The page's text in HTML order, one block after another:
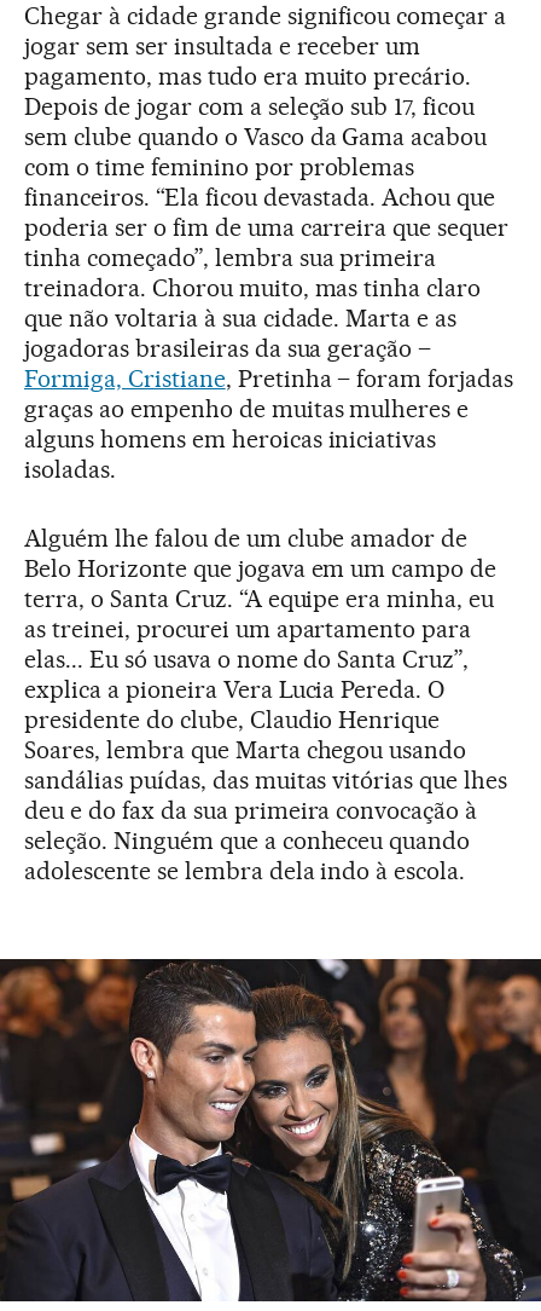
Chegar à cidade grande significou começar a
jogar sem ser insultada e receber um
pagamento, mas tudo era muito precário.
Depois de jogar com a seleção sub 17, ficou
sem clube quando o Vasco da Gama acabou
com o time feminino por problemas
financeiros. “Ela ficou devastada. Achou que
poderia ser o fim de uma carreira que sequer
tinha começado”, lembra sua primeira
treinadora. Chorou muito, mas tinha claro
que não voltaria à sua cidade. Marta e as
jogadoras brasileiras da sua geração –
Formiga, Cristiane, Pretinha – foram forjadas
graças ao empenho de muitas mulheres e
alguns homens em heroicas iniciativas
isoladas.
Alguém lhe falou de um clube amador de
Belo Horizonte que jogava em um campo de
terra, o Santa Cruz. “A equipe era minha, eu
as treinei, procurei um apartamento para
elas... Eu só usava o nome do Santa Cruz”,
explica a pioneira Vera Lucia Pereda. O
presidente do clube, Claudio Henrique
Soares, lembra que Marta chegou usando
sandálias puídas, das muitas vitórias que lhes
deu e do fax da sua primeira convocação à
seleção. Ninguém que a conheceu quando
adolescente se lembra dela indo à escola.